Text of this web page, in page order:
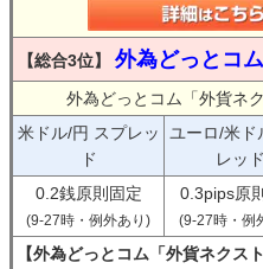
【総合3位】 外為どっとコ
外為どっとコム「外貨ネ
米ドル/円 スプレッ
ド
ユーロ/米ド
レッド
0.2銭原則固定
(9-27時・例外あり)
0.3pips原
(9-27時・例
【外為どっとコム「外貨ネクス